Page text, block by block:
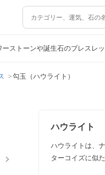
ストーンや誕生石のブレスレ
勾玉（ハウライト）
ハウライト
ハウライトは、
ターコイズに似